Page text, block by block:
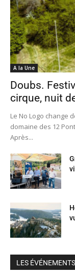
A la Une
Doubs.
cirque, nuit
Le No Logo change
domaine des 12
Après...
LES